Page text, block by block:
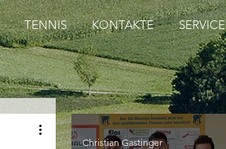
TENNIS KONTAKTE SERVICE
Christian Gastinger